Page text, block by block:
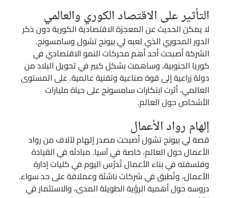
التأثير على الاقتصاد الكوري والعالمي
لا يمكن الحديث عن المعجزة الاقتصادية الكورية دون ذكر
الدور المحوري الذي لعبه لي بيونج تشول وسامسونج.
الشركة أصبحت أحد أهم محركات النمو الاقتصادي في
كوريا الجنوبية، وساهمت بشكل كبير في تحويل البلاد من
دولة زراعية إلى قوة صناعية وتقنية عالمية. على المستوى
العالمي، أثرت ابتكارات سامسونج على حياة مليارات
الأشخاص حول العالم.
إلهام رواد الأعمال
قصة لي بيونج تشول أصبحت مصدر إلهام لآلاف من رواد
الأعمال حول العالم، خاصة في آسيا. مبادئه في القيادة
وفلسفته في بناء الأعمال تُدرّس اليوم في كليات إدارة
الأعمال، وتُطبق في شركات ناشئة وعملاقة على حد سواء.
دروسه حول أهمية الرؤية الطويلة المدى، والاستثمار في